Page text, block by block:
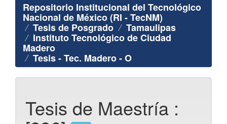
Repositorio Institucional del Tecnológico
Nacional de México (RI - TecNM)
Tesis de Posgrado Tamaulipas
Instituto Tecnológico de Ciudad
Madero
Tesis - Tec. Madero - O
Tesis de Maestría :